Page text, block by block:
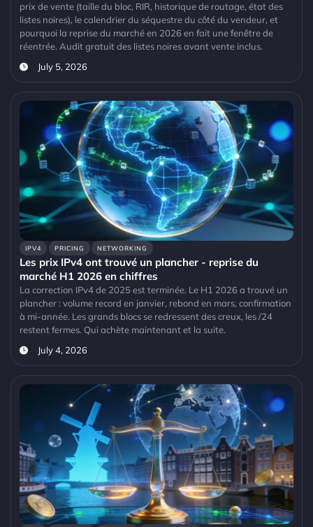
prix de vente (taille du bloc, RIR, historique de routage, état des
listes noires), le calendrier du séquestre du côté du vendeur, et
pourquoi la reprise du marché en 2026 en fait une fenêtre de
réentrée. Audit gratuit des listes noires avant vente inclus.
July 5, 2026
IPV4 PRICING NETWORKING
Les prix IPv4 ont trouvé un plancher - reprise du
marché H1 2026 en chiffres
La correction IPv4 de 2025 est terminée. Le H1 2026 a trouvé un
plancher : volume record en janvier, rebond en mars, confirmation
à mi-année. Les grands blocs se redressent des creux, les /24
restent fermes. Qui achète maintenant et la suite.
July 4, 2026